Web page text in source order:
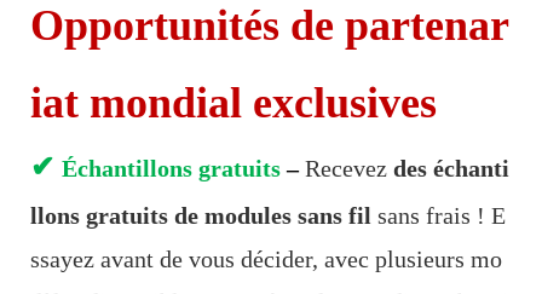
Opportunités de partenar
iat mondial exclusives
✔ Échantillons gratuits–Recevez des échanti
llons gratuits de modules sans fil sans frais ! E
ssayez avant de vous décider, avec plusieurs mo